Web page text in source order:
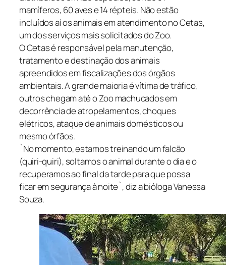
mamíferos, 60 aves e 14 répteis. Não estão
incluídos aí os animais em atendimento no Cetas,
um dos serviços mais solicitados do Zoo.
O Cetas é responsável pela manutenção,
tratamento e destinação dos animais
apreendidos em fiscalizações dos órgãos
ambientais. A grande maioria é vítima de tráfico,
outros chegam até o Zoo machucados em
decorrência de atropelamentos, choques
elétricos, ataque de animais domésticos ou
mesmo órfãos.
`No momento, estamos treinando um falcão
(quiri-quiri), soltamos o animal durante o dia e o
recuperamos ao final da tarde para que possa
ficar em segurança à noite`, diz a bióloga Vanessa
Souza.